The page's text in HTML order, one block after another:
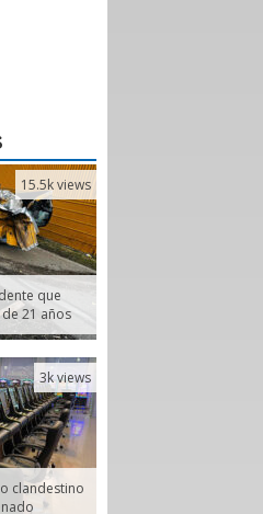
que
21 años
15.5k views
clandestino
3k views